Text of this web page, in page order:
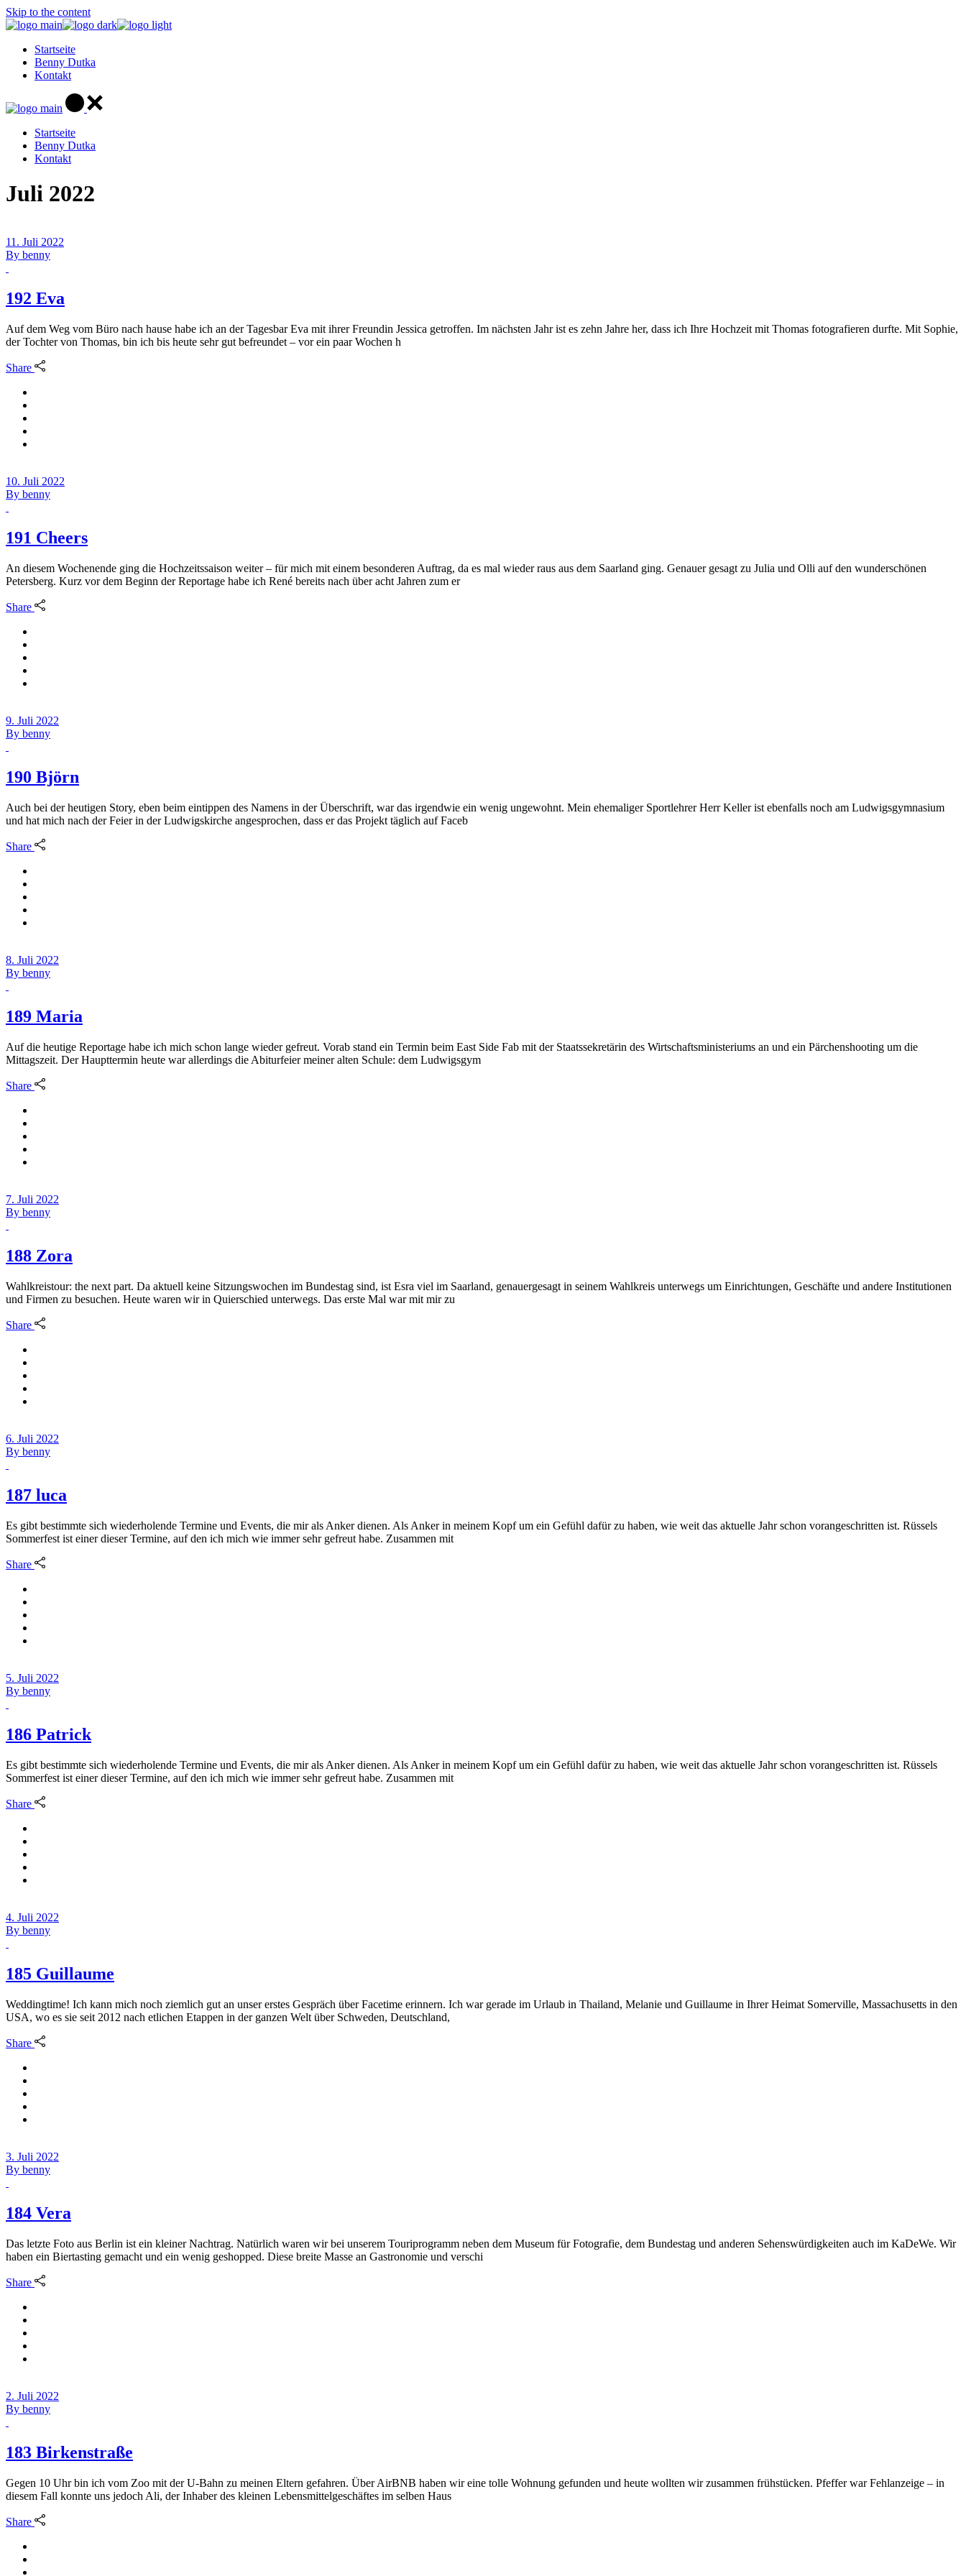
Skip to the content
Startseite
Benny Dutka
Kontakt
Startseite
Benny Dutka
Kontakt
Juli 2022
11. Juli 2022
By benny
192 Eva
Auf dem Weg vom Büro nach hause habe ich an der Tagesbar Eva mit ihrer Freundin Jessica getroffen. Im nächsten Jahr ist es zehn Jahre her, dass ich Ihre Hochzeit mit Thomas fotografieren durfte. Mit Sophie,
der Tochter von Thomas, bin ich bis heute sehr gut befreundet – vor ein paar Wochen h
Share
10. Juli 2022
By benny
191 Cheers
An diesem Wochenende ging die Hochzeitssaison weiter – für mich mit einem besonderen Auftrag, da es mal wieder raus aus dem Saarland ging. Genauer gesagt zu Julia und Olli auf den wunderschönen
Petersberg. Kurz vor dem Beginn der Reportage habe ich René bereits nach über acht Jahren zum er
Share
9. Juli 2022
By benny
190 Björn
Auch bei der heutigen Story, eben beim eintippen des Namens in der Überschrift, war das irgendwie ein wenig ungewohnt. Mein ehemaliger Sportlehrer Herr Keller ist ebenfalls noch am Ludwigsgymnasium
und hat mich nach der Feier in der Ludwigskirche angesprochen, dass er das Projekt täglich auf Faceb
Share
8. Juli 2022
By benny
189 Maria
Auf die heutige Reportage habe ich mich schon lange wieder gefreut. Vorab stand ein Termin beim East Side Fab mit der Staatssekretärin des Wirtschaftsministeriums an und ein Pärchenshooting um die
Mittagszeit. Der Haupttermin heute war allerdings die Abiturfeier meiner alten Schule: dem Ludwigsgym
Share
7. Juli 2022
By benny
188 Zora
Wahlkreistour: the next part. Da aktuell keine Sitzungswochen im Bundestag sind, ist Esra viel im Saarland, genauergesagt in seinem Wahlkreis unterwegs um Einrichtungen, Geschäfte und andere Institutionen
und Firmen zu besuchen. Heute waren wir in Quierschied unterwegs. Das erste Mal war mit mir zu
Share
6. Juli 2022
By benny
187 luca
Es gibt bestimmte sich wiederholende Termine und Events, die mir als Anker dienen. Als Anker in meinem Kopf um ein Gefühl dafür zu haben, wie weit das aktuelle Jahr schon vorangeschritten ist. Rüssels
Sommerfest ist einer dieser Termine, auf den ich mich wie immer sehr gefreut habe. Zusammen mit
Share
5. Juli 2022
By benny
186 Patrick
Es gibt bestimmte sich wiederholende Termine und Events, die mir als Anker dienen. Als Anker in meinem Kopf um ein Gefühl dafür zu haben, wie weit das aktuelle Jahr schon vorangeschritten ist. Rüssels
Sommerfest ist einer dieser Termine, auf den ich mich wie immer sehr gefreut habe. Zusammen mit
Share
4. Juli 2022
By benny
185 Guillaume
Weddingtime! Ich kann mich noch ziemlich gut an unser erstes Gespräch über Facetime erinnern. Ich war gerade im Urlaub in Thailand, Melanie und Guillaume in Ihrer Heimat Somerville, Massachusetts in den
USA, wo es sie seit 2012 nach etlichen Etappen in der ganzen Welt über Schweden, Deutschland,
Share
3. Juli 2022
By benny
184 Vera
Das letzte Foto aus Berlin ist ein kleiner Nachtrag. Natürlich waren wir bei unserem Touriprogramm neben dem Museum für Fotografie, dem Bundestag und anderen Sehenswürdigkeiten auch im KaDeWe. Wir
haben ein Biertasting gemacht und ein wenig geshopped. Diese breite Masse an Gastronomie und verschi
Share
2. Juli 2022
By benny
183 Birkenstraße
Gegen 10 Uhr bin ich vom Zoo mit der U-Bahn zu meinen Eltern gefahren. Über AirBNB haben wir eine tolle Wohnung gefunden und heute wollten wir zusammen frühstücken. Pfeffer war Fehlanzeige – in
diesem Fall konnte uns jedoch Ali, der Inhaber des kleinen Lebensmittelgeschäftes im selben Haus
Share